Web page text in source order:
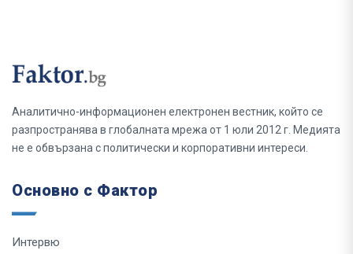
Аналитично-информационен електронен вестник, който се
разпространява в глобалната мрежа от 1 юли 2012 г. Медията
не е обвързана с политически и корпоративни интереси.
Основно с Фактор
Интервю